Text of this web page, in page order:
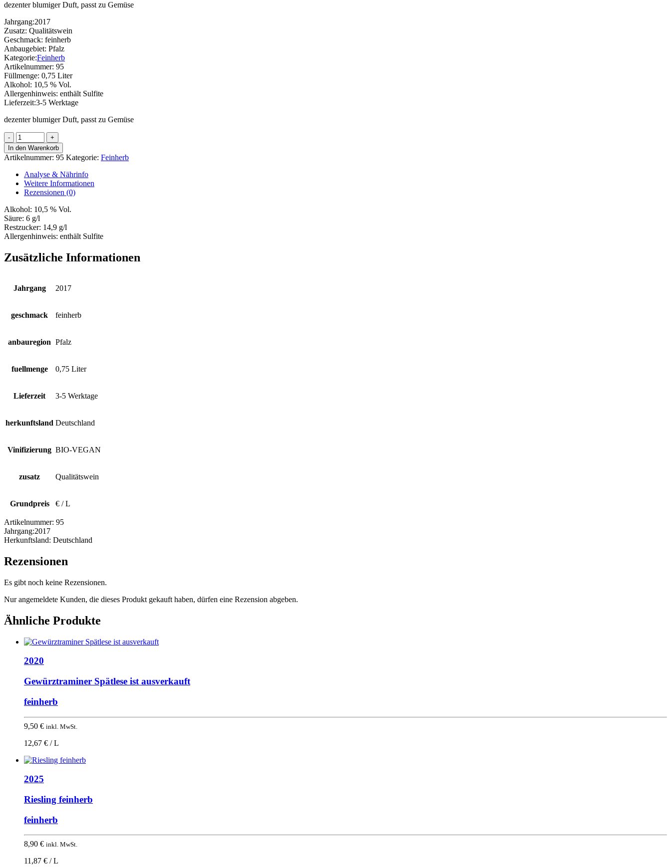
dezenter blumiger Duft, passt zu Gemüse
Jahrgang:2017
Zusatz: Qualitätswein
Geschmack: feinherb
Anbaugebiet: Pfalz
Kategorie:Feinherb
Artikelnummer: 95
Füllmenge: 0,75 Liter
Alkohol: 10,5 % Vol.
Allergenhinweis: enthält Sulfite
Lieferzeit:3-5 Werktage
dezenter blumiger Duft, passt zu Gemüse
Rivaner
Menge
In den Warenkorb
Artikelnummer: 95 Kategorie: Feinherb
Analyse & Nährinfo
Weitere Informationen
Rezensionen (0)
Alkohol: 10,5 % Vol.
Säure: 6 g/l
Restzucker: 14,9 g/l
Allergenhinweis: enthält Sulfite
Zusätzliche Informationen
Jahrgang 2017
geschmack feinherb
anbauregion Pfalz
fuellmenge 0,75 Liter
Lieferzeit 3-5 Werktage
herkunftsland Deutschland
Vinifizierung BIO-VEGAN
zusatz Qualitätswein
Grundpreis € / L
Artikelnummer: 95
Jahrgang:2017
Herkunftsland: Deutschland
Rezensionen
Es gibt noch keine Rezensionen.
Nur angemeldete Kunden, die dieses Produkt gekauft haben, dürfen eine Rezension abgeben.
Ähnliche Produkte
2020
Gewürztraminer Spätlese ist ausverkauft
feinherb
9,50 € inkl. MwSt.
12,67 € / L
2025
Riesling feinherb
feinherb
8,90 € inkl. MwSt.
11,87 € / L